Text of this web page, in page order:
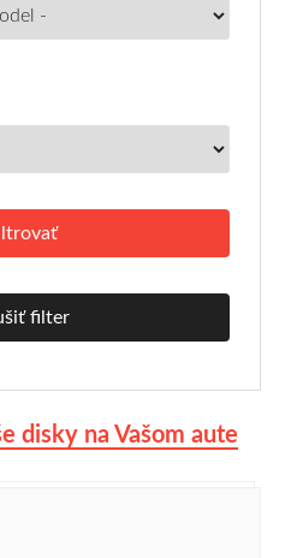
filter
disky na Vašom aute